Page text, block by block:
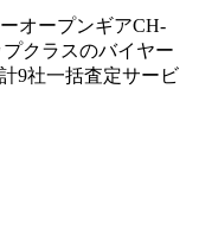
オープンギアCH-
クラスのバイヤー
9社一括査定サービ